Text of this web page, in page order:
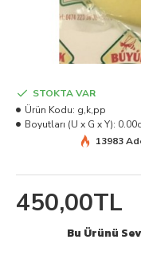
450,00TL
STOKTA VAR
Ürün Kodu: g,k,pp
Boyutları (U x G x Y):
13983
Bu Ürünü